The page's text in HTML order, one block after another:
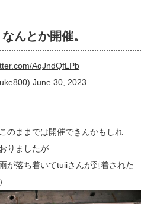
んとか開催。
AqJndQfLPb
June 30, 2023
のままでは開催できんかもしれ
りましたが
が落ち着いてtuiiさんが到着された